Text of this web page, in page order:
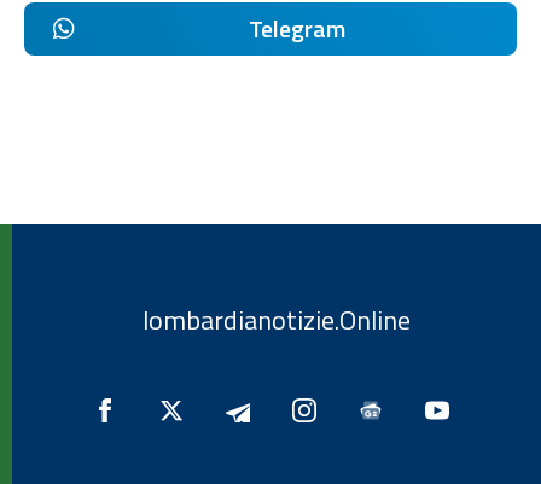
Telegram
lombardianotizie.Online